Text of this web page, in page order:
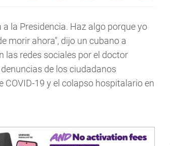
a la Presidencia. Haz algo porque yo
morir ahora", dijo un cubano a
las redes sociales por el doctor
de los ciudadanos
19 y el colapso hospitalario en